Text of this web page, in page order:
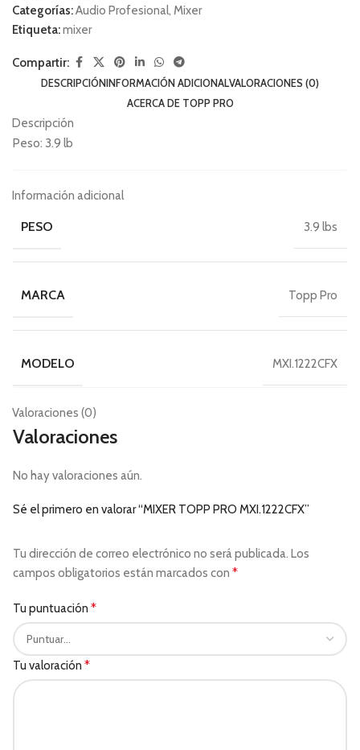
Categorías:Audio Profesional, Mixer
Etiqueta:mixer
Compartir:
DESCRIPCIÓNINFORMACIÓN ADICIONALVALORACIONES (0)
ACERCA DE TOPP PRO
Descripción
Peso: 3.9 lb
Información adicional
PESO 3.9 lbs
MARCA Topp Pro
MODELO MXI.1222CFX
Valoraciones (0)
Valoraciones
No hay valoraciones aún.
Sé el primero en valorar “MIXER TOPP PRO MXI.1222CFX”
Tu dirección de correo electrónico no será publicada. Los
campos obligatorios están marcados con *
Tu puntuación *
Tu valoración *